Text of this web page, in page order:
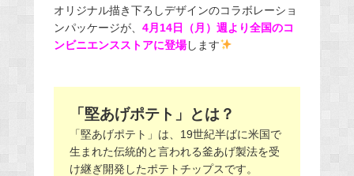
オリジナル描き下ろしデザインのコラボレーショ
ンパッケージが、 4月14日（月）週より全国のコ
ンビニエンスストアに登場します
「堅あげポテト」とは？
「堅あげポテト」は、19世紀半ばに米国で
生まれた伝統的と言われる釜あげ製法を受
け継ぎ開発したポテトチップスです。